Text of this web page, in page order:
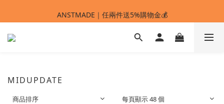
ANSTMADE｜任兩件送5%購物金💰
ANSTMADE｜任兩件送5%購物金💰
MIDUPDATE
商品排序 每頁顯示 48 個